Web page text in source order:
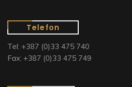
Telefon
Tel: +387 (0)33 475 740
Fax: +387 (0)33 475 749